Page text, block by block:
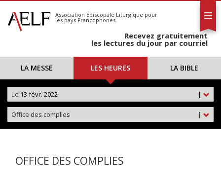
S'abonner
Calendrier
Association Épiscopale Liturgique pour
les pays Francophones
Recevez gratuitement
les lectures du jour par courriel
LA MESSE LES HEURES LA BIBLE
|
Le 13 févr. 2022
|
Office des complies
OFFICE DES COMPLIES